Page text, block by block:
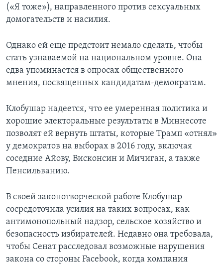
(«Я тоже»), направленного против сексуальных
домогательств и насилия.
Однако ей еще предстоит немало сделать, чтобы
стать узнаваемой на национальном уровне. Она
едва упоминается в опросах общественного
мнения, посвященных кандидатам-демократам.
Клобушар надеется, что ее умеренная политика и
хорошие электоральные результаты в Миннесоте
позволят ей вернуть штаты, которые Трамп «отнял»
у демократов на выборах в 2016 году, включая
соседние Айову, Висконсин и Мичиган, а также
Пенсильванию.
В своей законотворческой работе Клобушар
сосредоточила усилия на таких вопросах, как
антимонопольный надзор, сельское хозяйство и
безопасность избирателей. Недавно она требовала,
чтобы Сенат расследовал возможные нарушения
закона со стороны Facebook, когда компания